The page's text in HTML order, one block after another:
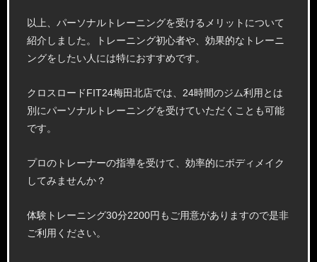
以上、パーソナルトレーニングを受けるメリットについて
紹介しました。トレーニング初心者や、効果的なトレーニ
ングをしたい人には特におすすめです。
クロスロードFIT24梅田北店では、24時間のジム利用とは
別にパーソナルトレーニングを受けていただくことも可能
です。
プロのトレーナーの指導を受けて、効率的にボディメイク
してみませんか？
体験トレーニング30分2200円もご用意がありますので是非
ご利用ください。